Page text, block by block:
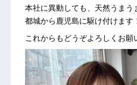
本社に異動しても、天然うまう
都城から鹿児島に駆け付けます
これからもどうぞよろしくお願